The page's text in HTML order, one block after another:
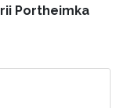
Portheimka